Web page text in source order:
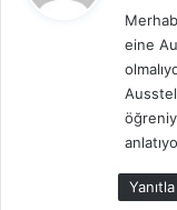
eine
Yanıtla